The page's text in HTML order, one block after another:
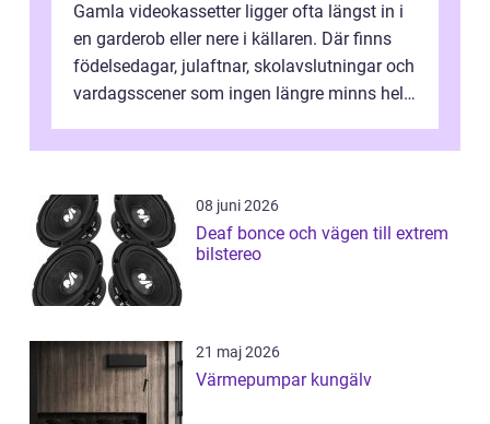
Gamla videokassetter ligger ofta längst in i
en garderob eller nere i källaren. Där finns
födelsedagar, julaftnar, skolavslutningar och
vardagsscener som ingen längre minns helt.
08 juni 2026
Deaf bonce och vägen till extrem
bilstereo
21 maj 2026
Värmepumpar kungälv